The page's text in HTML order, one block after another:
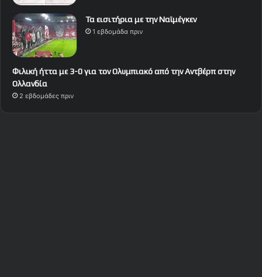
Τα εισιτήρια με την Ναϊμέγκεν
1 εβδομάδα πριν
Φιλική ήττα με 3-0 για τον Ολυμπιακό από την Αντβέρπ στην
Ολλανδία
2 εβδομάδες πριν